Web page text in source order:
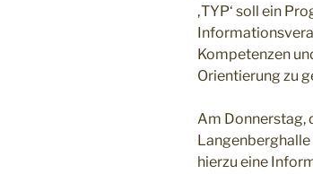
‚TYP‘ soll ein
Kompetenzen
Orientierung zu
Am Donnerstag,
hierzu eine